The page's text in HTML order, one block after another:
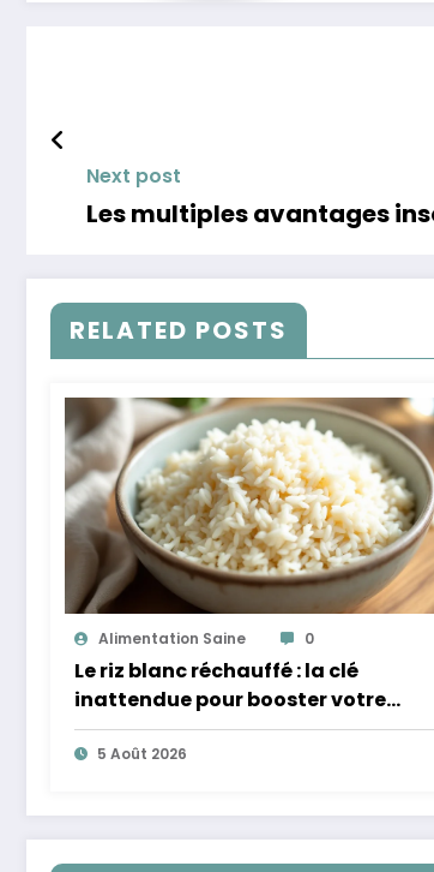
Next post
Les multiples avantages
RELATED POSTS
Alimentation Saine 0
Le riz blanc réchauffé : la clé
inattendue pour booster votre
microbiote
5 Août 2026